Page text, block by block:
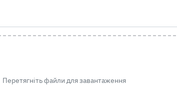
Перетягніть файли для завантаження